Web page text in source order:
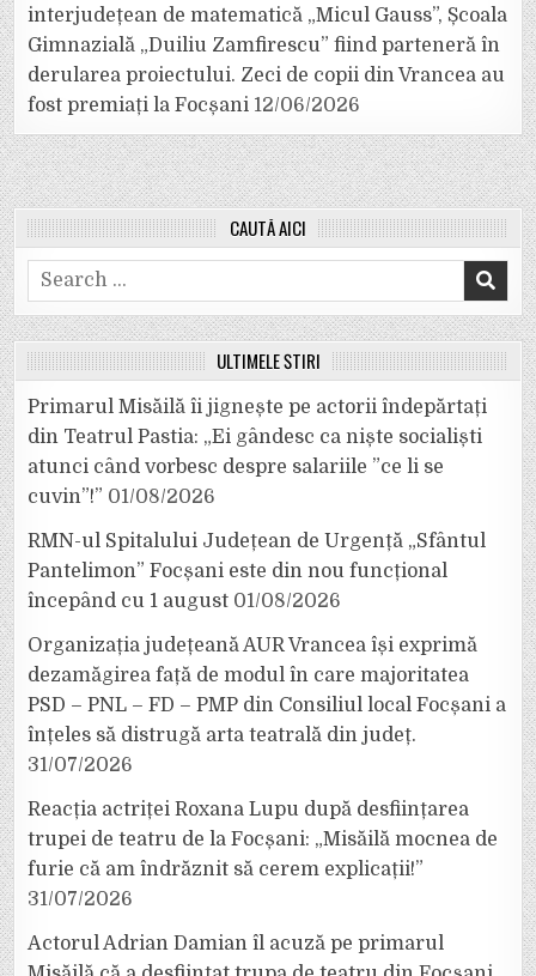
interjudețean de matematică „Micul Gauss”, Școala
Gimnazială „Duiliu Zamfirescu” fiind parteneră în
derularea proiectului. Zeci de copii din Vrancea au
fost premiați la Focșani 12/06/2026
CAUTĂ AICI
Search
for:
ULTIMELE ȘTIRI
Primarul Misăilă îi jignește pe actorii îndepărtați
din Teatrul Pastia: „Ei gândesc ca niște socialiști
atunci când vorbesc despre salariile ”ce li se
cuvin”!” 01/08/2026
RMN-ul Spitalului Județean de Urgență „Sfântul
Pantelimon” Focșani este din nou funcțional
începând cu 1 august 01/08/2026
Organizația județeană AUR Vrancea își exprimă
dezamăgirea față de modul în care majoritatea
PSD – PNL – FD – PMP din Consiliul local Focșani a
înțeles să distrugă arta teatrală din județ.
31/07/2026
Reacția actriței Roxana Lupu după desființarea
trupei de teatru de la Focșani: „Misăilă mocnea de
furie că am îndrăznit să cerem explicații!”
31/07/2026
Actorul Adrian Damian îl acuză pe primarul